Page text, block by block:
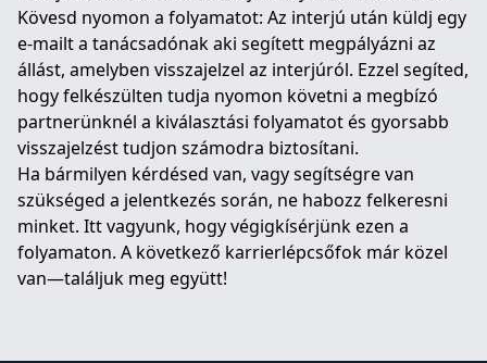
Kövesd nyomon a folyamatot: Az interjú után küldj egy
e-mailt a tanácsadónak aki segített megpályázni az
állást, amelyben visszajelzel az interjúról. Ezzel segíted,
hogy felkészülten tudja nyomon követni a megbízó
partnerünknél a kiválasztási folyamatot és gyorsabb
visszajelzést tudjon számodra biztosítani.
Ha bármilyen kérdésed van, vagy segítségre van
szükséged a jelentkezés során, ne habozz felkeresni
minket. Itt vagyunk, hogy végigkísérjünk ezen a
folyamaton. A következő karrierlépcsőfok már közel
van—találjuk meg együtt!